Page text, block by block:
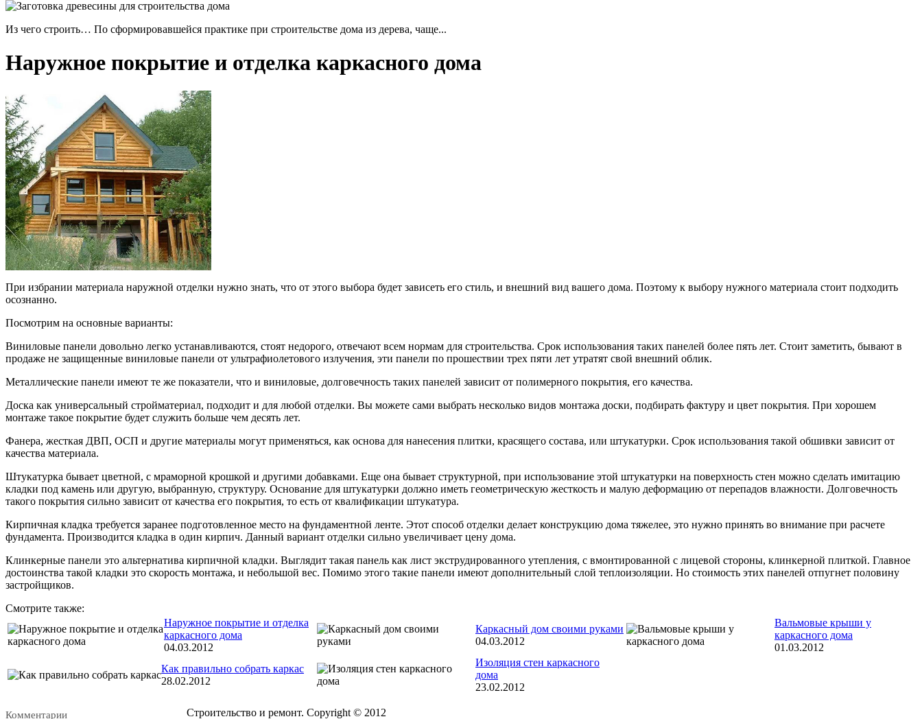
Из чего строить… По сформировавшейся практике при строительстве дома из дерева, чаще...
Наружное покрытие и отделка каркасного дома
При избрании материала наружной отделки нужно знать, что от этого выбора будет зависеть его стиль, и внешний вид вашего дома. Поэтому к выбору нужного материала стоит подходить
осознанно.
Посмотрим на основные варианты:
Виниловые панели довольно легко устанавливаются, стоят недорого, отвечают всем нормам для строительства. Срок использования таких панелей более пять лет. Стоит заметить, бывают в
продаже не защищенные виниловые панели от ультрафиолетового излучения, эти панели по прошествии трех пяти лет утратят свой внешний облик.
Металлические панели имеют те же показатели, что и виниловые, долговечность таких панелей зависит от полимерного покрытия, его качества.
Доска как универсальный стройматериал, подходит и для любой отделки. Вы можете сами выбрать несколько видов монтажа доски, подбирать фактуру и цвет покрытия. При хорошем
монтаже такое покрытие будет служить больше чем десять лет.
Фанера, жесткая ДВП, ОСП и другие материалы могут применяться, как основа для нанесения плитки, красящего состава, или штукатурки. Срок использования такой обшивки зависит от
качества материала.
Штукатурка бывает цветной, с мраморной крошкой и другими добавками. Еще она бывает структурной, при использование этой штукатурки на поверхность стен можно сделать имитацию
кладки под камень или другую, выбранную, структуру. Основание для штукатурки должно иметь геометрическую жесткость и малую деформацию от перепадов влажности. Долговечность
такого покрытия сильно зависит от качества его покрытия, то есть от квалификации штукатура.
Кирпичная кладка требуется заранее подготовленное место на фундаментной ленте. Этот способ отделки делает конструкцию дома тяжелее, это нужно принять во внимание при расчете
фундамента. Производится кладка в один кирпич. Данный вариант отделки сильно увеличивает цену дома.
Клинкерные панели это альтернатива кирпичной кладки. Выглядит такая панель как лист экструдированного утепления, с вмонтированной с лицевой стороны, клинкерной плиткой. Главное
достоинства такой кладки это скорость монтажа, и небольшой вес. Помимо этого такие панели имеют дополнительный слой теплоизоляции. Но стоимость этих панелей отпугнет половину
застройщиков.
Смотрите также:
Наружное покрытие и отделка
каркасного дома
04.03.2012
Каркасный дом своими руками
04.03.2012
Вальмовые крыши у
каркасного дома
01.03.2012
Как правильно собрать каркас
28.02.2012
Изоляция стен каркасного
дома
23.02.2012
Комментарии Строительство и ремонт. Copyright © 2012